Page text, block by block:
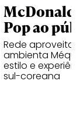
Pop ao
Rede aproveita
ambienta Méqui
estilo e
sul-coreana